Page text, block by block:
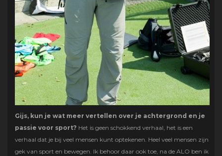
Gijs, kun je wat meer vertellen over je achtergrond en je
passie voor sport? Het is geen schokkend verhaal, het is een
verhaal dat je bij veel mensen kunt optekenen. Heel veel mensen zijn
gek van sport en bewegen. Ik behoor daar ook toe, na de ALO ben ik